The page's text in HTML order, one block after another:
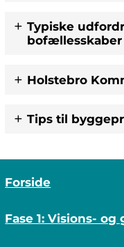
Typiske
bofællesskaber
Holstebro
Tips til
Forside
Fase 1: Visions-